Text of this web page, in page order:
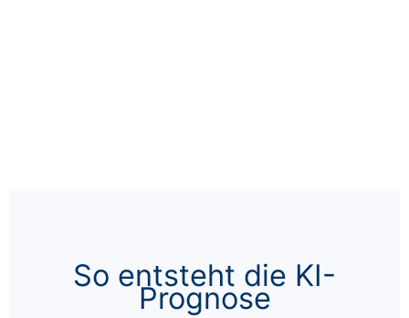
So entsteht die KI-
Prognose